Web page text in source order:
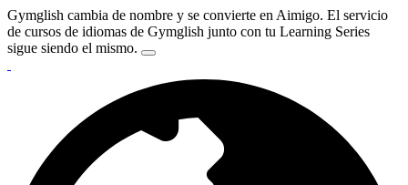
Gymglish cambia de nombre y se convierte en Aimigo. El servicio
de cursos de idiomas de Gymglish junto con tu Learning Series
sigue siendo el mismo.